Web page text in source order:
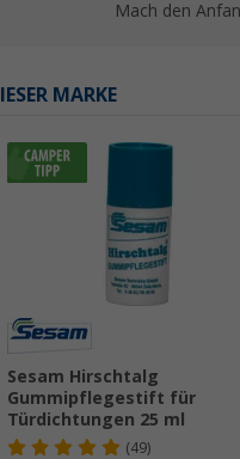
Mach den
MARKE
Sesam Hirschtalg
Gummipflegestift für
Türdichtungen 25 ml
(49)